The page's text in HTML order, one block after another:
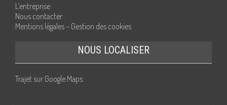
L’entreprise
Nous contacter
Mentions légales – Gestion des cookies
NOUS LOCALISER
Trajet sur Google Maps